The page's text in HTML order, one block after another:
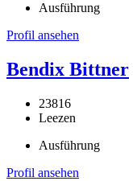
Ausführung
Profil ansehen
Bendix Bittner
23816
Leezen
Ausführung
Profil ansehen